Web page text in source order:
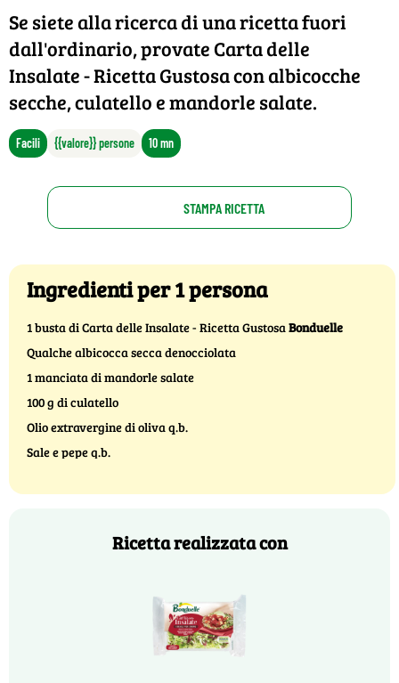
Se siete alla ricerca di una ricetta fuori
dall'ordinario, provate Carta delle
Insalate - Ricetta Gustosa con albicocche
secche, culatello e mandorle salate.
Facili {{valore}} persone 10 mn
STAMPA RICETTA
Ingredienti per 1 persona
1 busta di Carta delle Insalate - Ricetta GustosaBonduelle
Qualche albicocca secca denocciolata
1 manciata di mandorle salate
100 g di culatello
Olio extravergine di oliva q.b.
Sale e pepe q.b.
Ricetta realizzata con